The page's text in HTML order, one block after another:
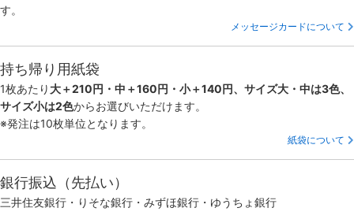
す。
メッセージカードについて
持ち帰り用紙袋
1枚あたり 大＋210円・中＋160円・小＋140円、サイズ大・中は3色、
サイズ小は2色からお選びいただけます。
※発注は10枚単位となります。
紙袋について
銀行振込（先払い）
三井住友銀行・りそな銀行・みずほ銀行・ゆうちょ銀行